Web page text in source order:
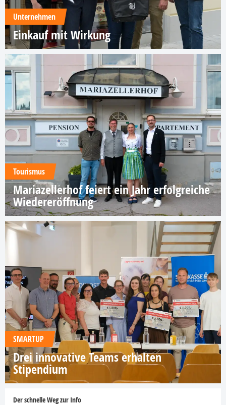
Unternehmen
Einkauf mit Wirkung
Tourismus
Mariazellerhof feiert ein Jahr erfolgreiche
Wiedereröffnung
SMARTUP
Drei innovative Teams erhalten
Stipendium
Der schnelle Weg zur Info